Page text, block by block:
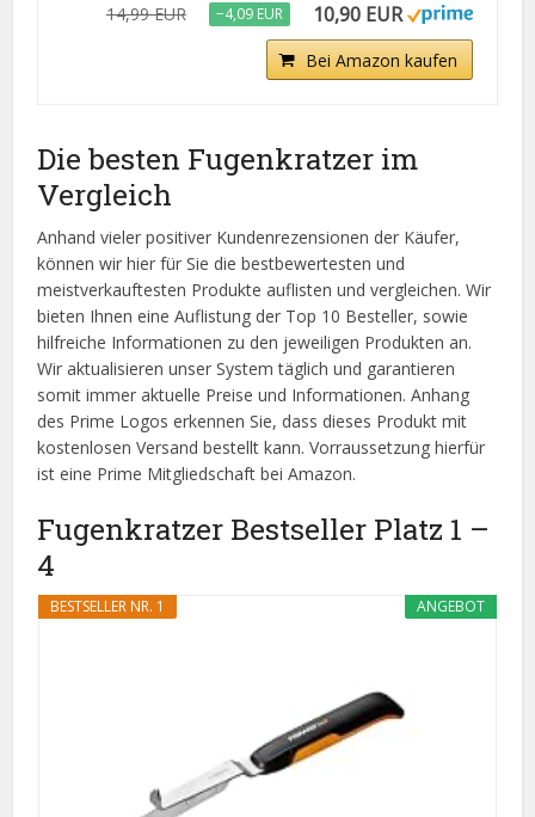
14,99 EUR −4,09 EUR 10,90 EUR
Bei Amazon kaufen
Die besten Fugenkratzer im
Vergleich
Anhand vieler positiver Kundenrezensionen der Käufer,
können wir hier für Sie die bestbewertesten und
meistverkauftesten Produkte auflisten und vergleichen. Wir
bieten Ihnen eine Auflistung der Top 10 Besteller, sowie
hilfreiche Informationen zu den jeweiligen Produkten an.
Wir aktualisieren unser System täglich und garantieren
somit immer aktuelle Preise und Informationen. Anhang
des Prime Logos erkennen Sie, dass dieses Produkt mit
kostenlosen Versand bestellt kann. Vorraussetzung hierfür
ist eine Prime Mitgliedschaft bei Amazon.
Fugenkratzer Bestseller Platz 1 –
4
ANGEBOT
BESTSELLER NR. 1